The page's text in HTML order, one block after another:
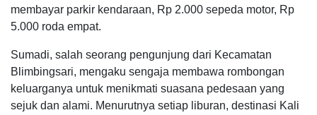
membayar parkir kendaraan, Rp 2.000 sepeda motor, Rp
5.000 roda empat.
Sumadi, salah seorang pengunjung dari Kecamatan
Blimbingsari, mengaku sengaja membawa rombongan
keluarganya untuk menikmati suasana pedesaan yang
sejuk dan alami. Menurutnya setiap liburan, destinasi Kali